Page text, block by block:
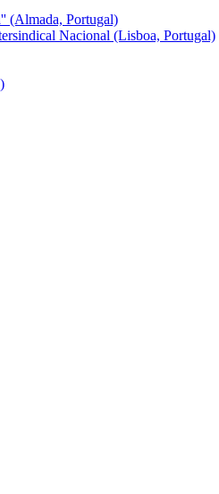
(Almada, Portugal)
Nacional (Lisboa, Portugal)